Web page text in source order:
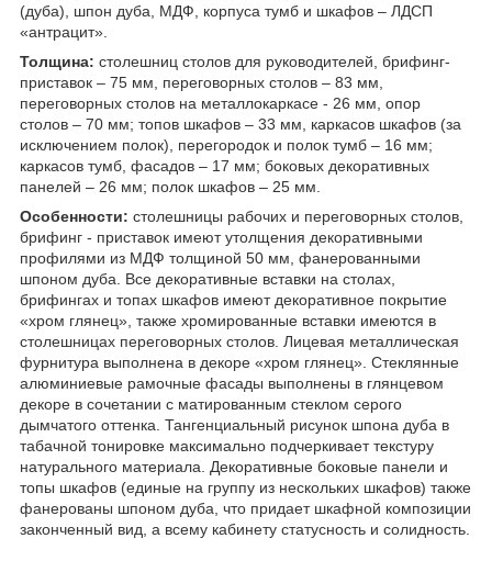
(дуба), шпон дуба, МДФ, корпуса тумб и шкафов – ЛДСП
«антрацит».
Толщина: столешниц столов для руководителей, брифинг-
приставок – 75 мм, переговорных столов – 83 мм,
переговорных столов на металлокаркасе - 26 мм, опор
столов – 70 мм; топов шкафов – 33 мм, каркасов шкафов (за
исключением полок), перегородок и полок тумб – 16 мм;
каркасов тумб, фасадов – 17 мм; боковых декоративных
панелей – 26 мм; полок шкафов – 25 мм.
Особенности: столешницы рабочих и переговорных столов,
брифинг - приставок имеют утолщения декоративными
профилями из МДФ толщиной 50 мм, фанерованными
шпоном дуба. Все декоративные вставки на столах,
брифингах и топах шкафов имеют декоративное покрытие
«хром глянец», также хромированные вставки имеются в
столешницах переговорных столов. Лицевая металлическая
фурнитура выполнена в декоре «хром глянец». Стеклянные
алюминиевые рамочные фасады выполнены в глянцевом
декоре в сочетании с матированным стеклом серого
дымчатого оттенка. Тангенциальный рисунок шпона дуба в
табачной тонировке максимально подчеркивает текстуру
натурального материала. Декоративные боковые панели и
топы шкафов (единые на группу из нескольких шкафов) также
фанерованы шпоном дуба, что придает шкафной композиции
законченный вид, а всему кабинету статусность и солидность.